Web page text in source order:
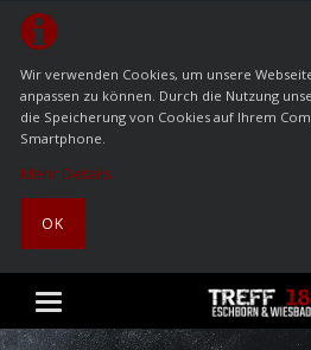
Wir verwenden Cookies, um unsere
anpassen zu können. Durch die Nutzung
die Speicherung von Cookies auf Ihrem
Smartphone.
Mehr Details
OK